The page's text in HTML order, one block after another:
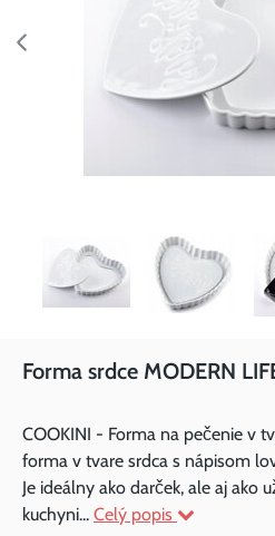
Forma srdce MODERN
COOKINI - Forma na pečenie v
forma v tvare srdca s nápisom
Je ideálny ako darček, ale aj ako
kuchyni... Celý popis